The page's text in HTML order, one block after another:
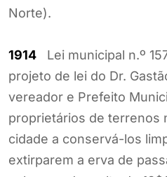
Norte).
1914 Lei municipal n.º
projeto de lei do Dr.
vereador e Prefeito
proprietários de terrenos
cidade a conservá-los
extirparem a erva de